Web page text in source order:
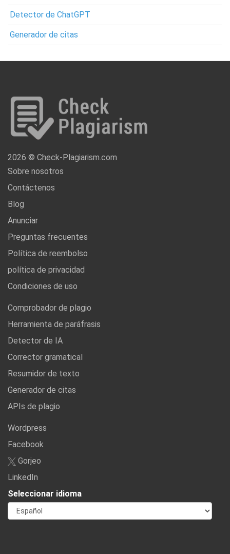
Detector de ChatGPT
Generador de citas
2026 © Check-Plagiarism.com
Sobre nosotros
Contáctenos
Blog
Anunciar
Preguntas frecuentes
Política de reembolso
política de privacidad
Condiciones de uso
Comprobador de plagio
Herramienta de paráfrasis
Detector de IA
Corrector gramatical
Resumidor de texto
Generador de citas
APIs de plagio
Wordpress
Facebook
Gorjeo
LinkedIn
Seleccionar idioma